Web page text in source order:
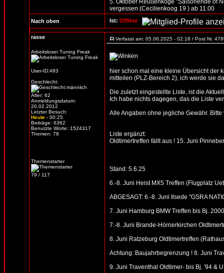
5. Oktober Reußenköge "Saisonende of
vergessen (Cecilienkoog 19 ) ab 11.00
Nach oben Ist: Offline
rasse
Arbeitsloser Tuning Freak
User-ID:483
Geschlecht:
Alter: 62
Anmeldungsdatum:
20.02.2012
Letzter Besuch:
Heute - 00:25
Beiträge: 6362
Benutzte Worte: 1524317
Themen: 78
Themenstarter
79 / 117
Verfasst am: 05.06.2025 - 02:18 / Post Nr.
hier schon mal eine kleine Übersicht der
mitteilen (PLZ-Bereich 2), ich werde sie
Die zuletzt eingestellte Liste, ist die
Ich habe nichts dagegen, das die Liste
Alle Angaben ohne jegliche Gewähr.
Liste ergänzt:
Oldtimertreffen fällt aus ! 15. Juni
Stand: 5.6.25
6.-8. Juni Heist MX5 Treffen (Flugplatz
ABGESAGT: 6.-8. Juni Ilsede "GSRA
7. Juni Hamburg BMW Treffen bis Bj.
7.-8. Juni Brande-Hörnerkirchen
8. Juni Ratzeburg Oldtimertreffen
Achtung: Baujahrbegrenzung ! 8. Juni
9. Juni Traventhal Oldtimer- bis Bj. '94 &